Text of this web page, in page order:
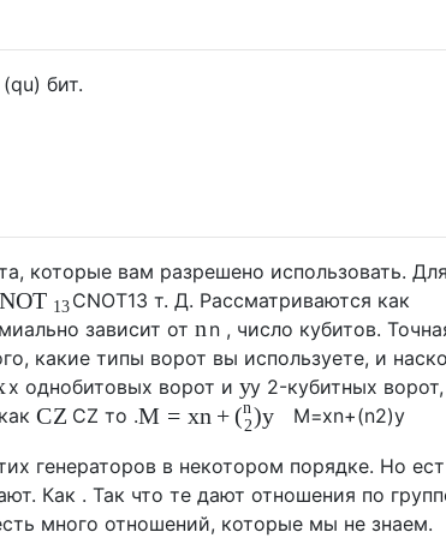
бит.
которые вам разрешено использовать.
13 CNOT13 т. Д. Рассматриваются как
зависит отnn , число кубитов.
какие типы ворот вы используете, и
x однобитовых ворот и yy 2-кубитных ворот,
CZ CZ то .M = xn + (n
2)y M=xn+(n2)y
генераторов в некотором порядке. Но
Как . Так что те дают отношения по
много отношений, которые мы не знаем.